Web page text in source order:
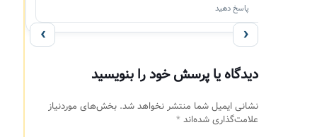
›
پاسخ دهید
‹
دیدگاه یا پرسش خود را بنویسید
نشانی ایمیل شما منتشر نخواهد شد. بخش‌های موردنیاز
علامت‌گذاری شده‌اند *